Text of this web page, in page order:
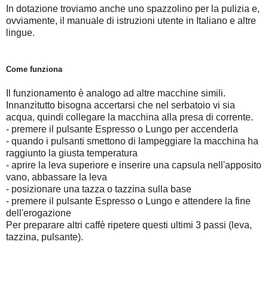
In dotazione troviamo anche uno spazzolino per la pulizia e,
ovviamente, il manuale di istruzioni utente in Italiano e altre
lingue.
Come funziona
Il funzionamento è analogo ad altre macchine simili.
Innanzitutto bisogna accertarsi che nel serbatoio vi sia
acqua, quindi collegare la macchina alla presa di corrente.
- premere il pulsante Espresso o Lungo per accenderla
- quando i pulsanti smettono di lampeggiare la macchina ha
raggiunto la giusta temperatura
- aprire la leva superiore e inserire una capsula nell'apposito
vano, abbassare la leva
- posizionare una tazza o tazzina sulla base
- premere il pulsante Espresso o Lungo e attendere la fine
dell'erogazione
Per preparare altri caffè ripetere questi ultimi 3 passi (leva,
tazzina, pulsante).